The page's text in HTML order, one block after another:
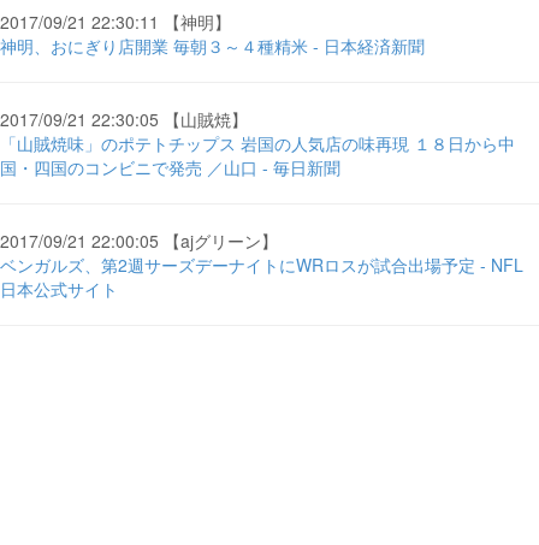
2017/09/21 22:30:11 【神明】
神明、おにぎり店開業 毎朝３～４種精米 - 日本経済新聞
2017/09/21 22:30:05 【山賊焼】
「山賊焼味」のポテトチップス 岩国の人気店の味再現 １８日から中
国・四国のコンビニで発売 ／山口 - 毎日新聞
2017/09/21 22:00:05 【ajグリーン】
ベンガルズ、第2週サーズデーナイトにWRロスが試合出場予定 - NFL
日本公式サイト